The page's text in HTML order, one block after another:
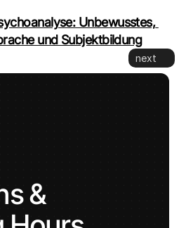
Unbewusstes,
und Subjektbildung
next
&